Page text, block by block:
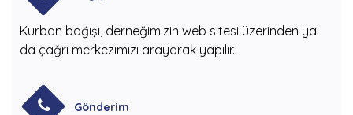
Kurban bağışı, derneğimizin web sitesi üzerinden ya
da çağrı merkezimizi arayarak yapılır.
Gönderim